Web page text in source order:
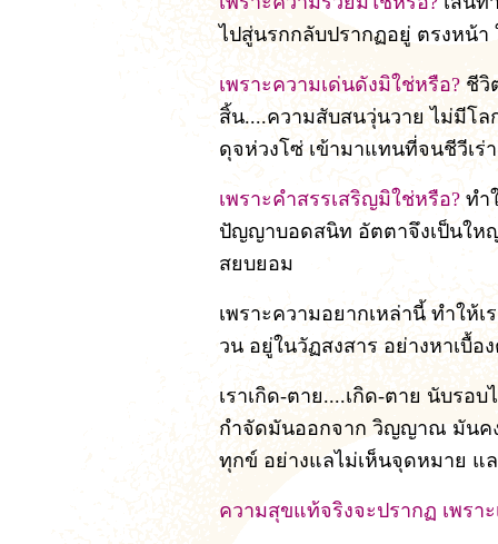
ไปสู่นรกกลับปรากฏอยู่ ตรงหน้า
เพราะความเด่นดังมิใช่หรือ?ชีวิ
สิ้น....ความสับสนวุ่นวาย ไม่มีโ
ดุจห่วงโซ่ เข้ามาแทนที่จนชีวีเร่
เพราะคำสรรเสริญมิใช่หรือ? ทำ
ปัญญาบอดสนิท อัตตาจึงเป็นให
สยบยอม
เพราะความอยากเหล่านี้ ทำให้
วน อยู่ในวัฏสงสาร อย่างหาเบื้อ
เราเกิด-ตาย....เกิด-ตาย นับรอ
กำจัดมันออกจาก วิญญาณ มันคง
ทุกข์ อย่างแลไม่เห็นจุดหมาย แ
ความสุขแท้จริงจะปรากฏ เพรา